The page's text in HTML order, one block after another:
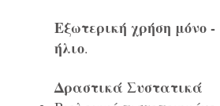
Εξωτερική χρήση μόνο
ήλιο.
Δραστικά Συστατικά